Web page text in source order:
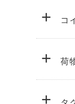
+ コ
+ 荷
+